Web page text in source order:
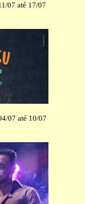
07 até 17/07
07 até 10/07